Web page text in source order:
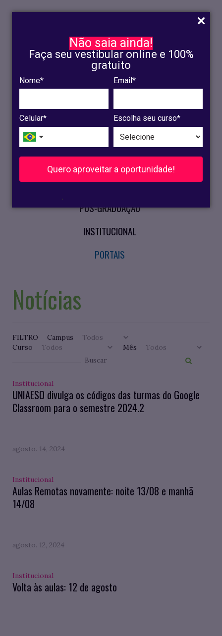
Não saia ainda!
Faça seu vestibular online e 100%
gratuito
Nome* Email*
Celular* Escolha seu curso*
Quero aproveitar a oportunidade!
.
INSCRIÇÃO
OLINDA
RECIFE
VESTIBULAR
CURSOS PRESENCIAIS
PÓS-GRADUAÇÃO
INSTITUCIONAL
PORTAIS
Notícias
FILTRO
Campus
Curso
Mês
Institucional
UNIAESO divulga os códigos das turmas do Google
Classroom para o semestre 2024.2
agosto. 14, 2024
Institucional
Aulas Remotas novamente: noite 13/08 e manhã
14/08
agosto. 12, 2024
Institucional
Volta às aulas: 12 de agosto